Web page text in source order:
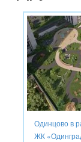
Одинцово в
ЖК